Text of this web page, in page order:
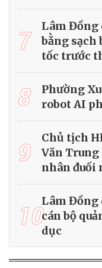
7
Lâm Đồng
bằng sạch
tốc trước
8
Phường
robot AI
9
Chủ tịch
Văn
nhân đuối
10Lâm Đồng
cán bộ
dục